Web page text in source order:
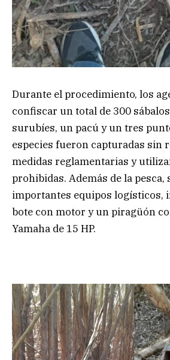
Durante el procedimiento, los
confiscar un total de 300
surubíes, un pacú y un tres
especies fueron capturadas sin
medidas reglamentarias y
prohibidas. Además de la pesca,
importantes equipos logísticos,
bote con motor y un piragüón
Yamaha de 15 HP.